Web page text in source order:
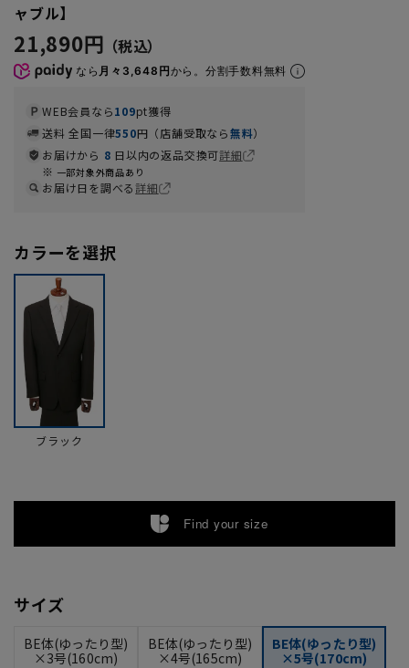
ャブル】
21,890円
なら 月々3,648円から。分割手数料無料
WEB会員なら109pt獲得
送料 全国一律550円（店舗受取なら無料）
お届けから 8 日以内の返品交換可詳細
一部対象外商品あり
お届け日を調べる詳細
カラーを選択
ブラック
Find your size
サイズ
BE体(ゆったり型)
×3号(160cm)
BE体(ゆったり型)
×4号(165cm)
BE体(ゆったり型)
×5号(170cm)